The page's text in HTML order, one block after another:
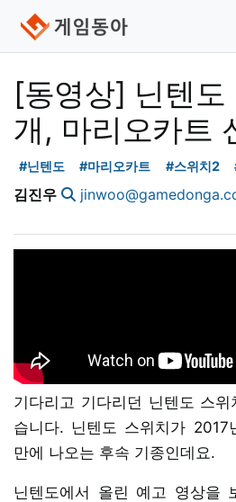
[동영상] 닌텐
개, 마리오카트
#닌텐도 #마리오카트 #스위치2
김진우
기다리고 기다리던 닌텐도 스
습니다. 닌텐도 스위치가 2017
만에 나오는 후속 기종인데요.
닌텐도에서 올린 예고 영상을